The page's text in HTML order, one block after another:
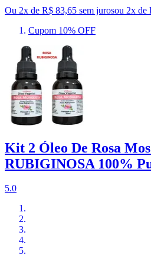
Ou 2x de R$ 83,65 sem jurosou 2x de
Cupom 10% OFF
Kit 2 Óleo De Rosa
RUBIGINOSA 100%
5.0